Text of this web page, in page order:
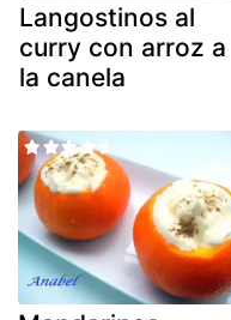
Langostinos al
curry con arroz a
la canela